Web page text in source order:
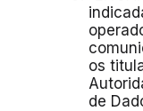
os
de